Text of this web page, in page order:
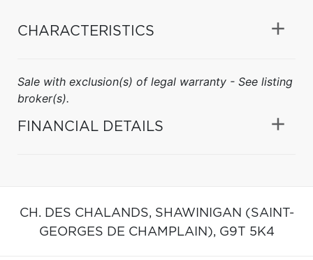
CHARACTERISTICS
Sale with exclusion(s) of legal warranty - See listing
broker(s).
FINANCIAL DETAILS
CH. DES CHALANDS, SHAWINIGAN (SAINT-
GEORGES DE CHAMPLAIN), G9T 5K4